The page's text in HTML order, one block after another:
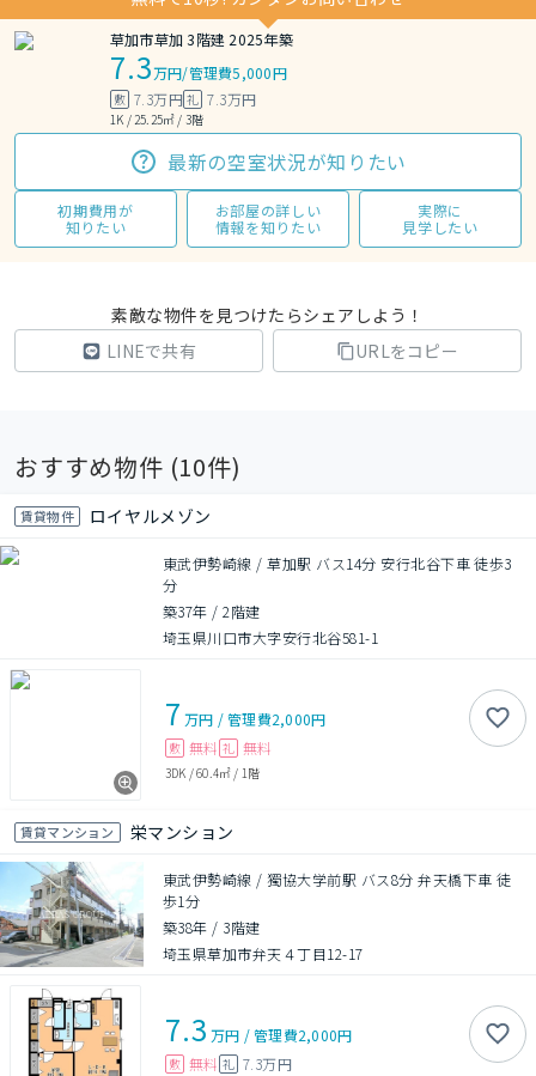
草加市草加 3階建 2025年築
7.3万円/管理費5,000円
敷 7.3万円礼 7.3万円
1K / 25.25㎡ / 3階
最新の空室状況が知りたい
初期費用が
知りたい
お部屋の詳しい
情報を知りたい
実際に
見学したい
素敵な物件を見つけたらシェアしよう！
LINEで共有
URLをコピー
おすすめ物件 (10件)
賃貸物件 ロイヤルメゾン
東武伊勢崎線 / 草加駅 バス14分 安行北谷下車 徒歩3
分
築37年 /2階建
埼玉県川口市大字安行北谷581-1
7 万円 /管理費2,000円
敷 無料 礼 無料
3DK /60.4㎡ / 1階
賃貸マンション 栄マンション
東武伊勢崎線 / 獨協大学前駅 バス8分 弁天橋下車 徒
歩1分
築38年 / 3階建
埼玉県草加市弁天４丁目12-17
7.3 万円 /管理費2,000円
敷 無料 礼 7.3万円